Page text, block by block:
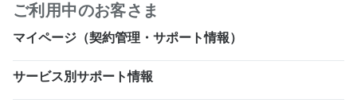
ご利用中のお客さま
マイページ（契約管理・サポート情報）
サービス別サポート情報